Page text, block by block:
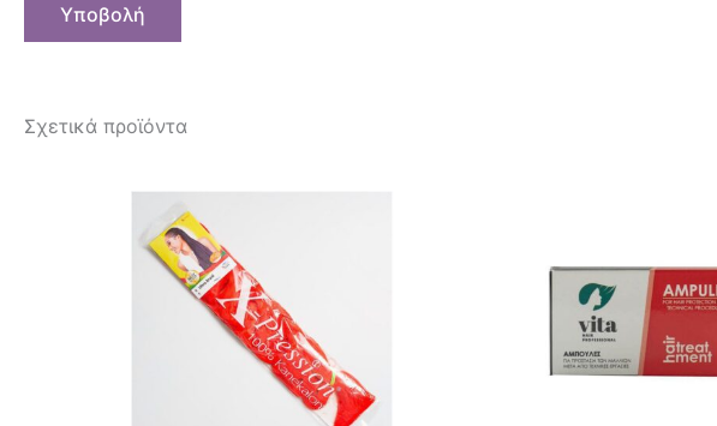
Σχετικά προϊόντα